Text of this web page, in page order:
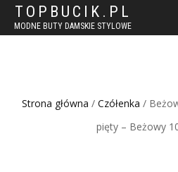
TOPBUCIK.PL
MODNE BUTY DAMSKIE STYLOWE
Strona główna / Czółenka /
pięty – Beżowy